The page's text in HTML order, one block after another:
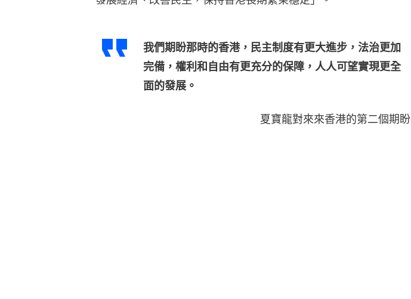
我們期盼那時的香港，民主制度有更大進步，法治更加
完備，權利和自由有更充分的保障，人人可望實現更全
面的發展。
夏寶龍對來來香港的第二個期盼